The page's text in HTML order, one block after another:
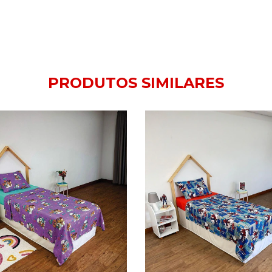
PRODUTOS SIMILARES